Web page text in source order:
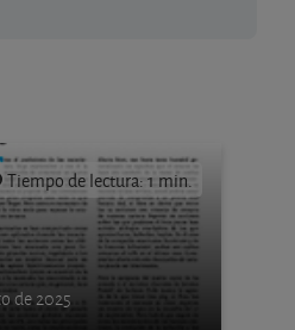
Tiempo de lectura: 1 min.
de 2025